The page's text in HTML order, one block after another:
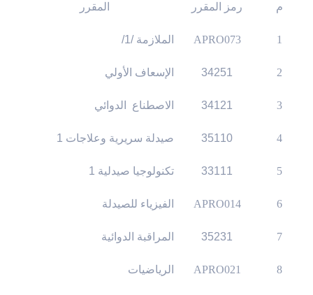
م رمز المقرر المقرر
1
APRO073 الملازمة /1/
2
34251 الإسعاف الأولي
3
34121 الاصطناع الدوائي
4
35110 صيدلة سريرية وعلاجات 1
5
33111 تكنولوجيا صيدلية 1
6
APRO014 الفيزياء للصيدلة
7
35231 المراقبة الدوائية
8
APRO021 الرياضيات